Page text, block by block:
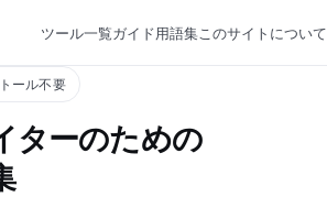
ツール一覧ガイド用語集このサイトについて
ール不要
ターのための